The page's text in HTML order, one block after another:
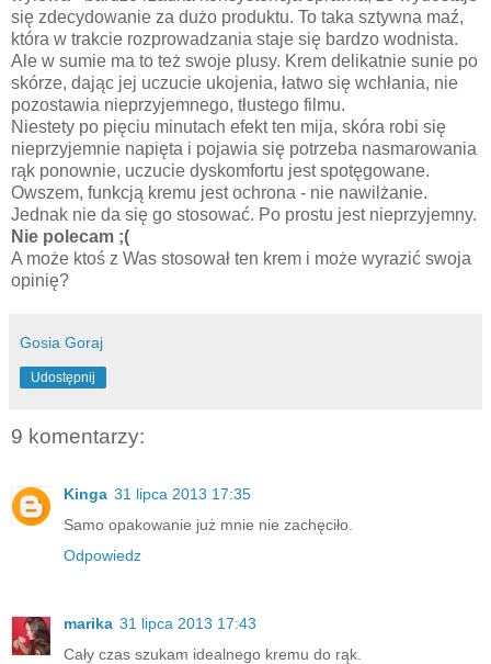
się zdecydowanie za dużo produktu. To taka sztywna maź,
która w trakcie rozprowadzania staje się bardzo wodnista.
Ale w sumie ma to też swoje plusy. Krem delikatnie sunie po
skórze, dając jej uczucie ukojenia, łatwo się wchłania, nie
pozostawia nieprzyjemnego, tłustego filmu.
Niestety po pięciu minutach efekt ten mija, skóra robi się
nieprzyjemnie napięta i pojawia się potrzeba nasmarowania
rąk ponownie, uczucie dyskomfortu jest spotęgowane.
Owszem, funkcją kremu jest ochrona - nie nawilżanie.
Jednak nie da się go stosować. Po prostu jest nieprzyjemny.
Nie polecam ;(
A może ktoś z Was stosował ten krem i może wyrazić swoja
opinię?
Gosia Goraj
Udostępnij
9 komentarzy:
Kinga 31 lipca 2013 17:35
Samo opakowanie już mnie nie zachęciło.
Odpowiedz
marika 31 lipca 2013 17:43
Cały czas szukam idealnego kremu do rąk.